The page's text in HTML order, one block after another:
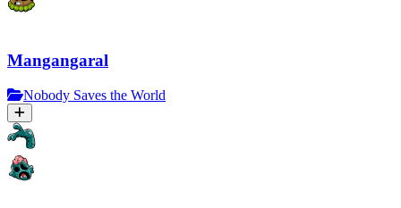
Mangangaral
Nobody Saves the World